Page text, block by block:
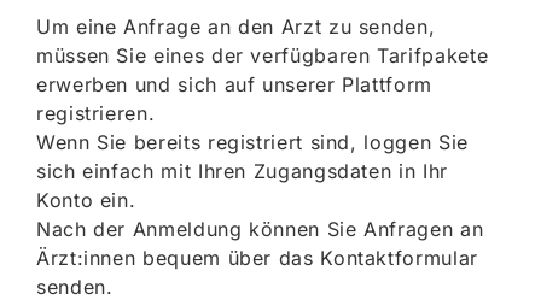
Um eine Anfrage an den Arzt zu senden,
müssen Sie eines der verfügbaren Tarifpakete
erwerben und sich auf unserer Plattform
registrieren.
Wenn Sie bereits registriert sind, loggen Sie
sich einfach mit Ihren Zugangsdaten in Ihr
Konto ein.
Nach der Anmeldung können Sie Anfragen an
Ärzt:innen bequem über das Kontaktformular
senden.